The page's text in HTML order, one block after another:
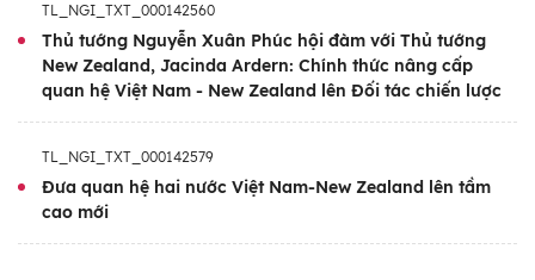
TL_NGI_TXT_000142560
Thủ tướng Nguyễn Xuân Phúc hội đàm với Thủ tướng
New Zealand, Jacinda Ardern: Chính thức nâng cấp
quan hệ Việt Nam - New Zealand lên Đối tác chiến lược
TL_NGI_TXT_000142579
Đưa quan hệ hai nước Việt Nam-New Zealand lên tầm
cao mới